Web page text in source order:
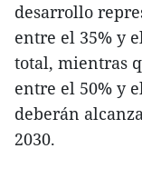
desarrollo
entre el 35% y
total, mientras
entre el 50% y
deberán
2030.